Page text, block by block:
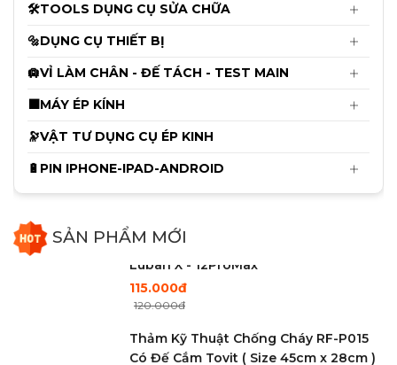
🛠️TOOLS DỤNG CỤ SỬA CHỮA
🔩DỤNG CỤ THIẾT BỊ
🛄VỈ LÀM CHÂN - ĐẾ TÁCH - TEST MAIN
⬛MÁY ÉP KÍNH
🔭VẬT TƯ DỤNG CỤ ÉP KINH
🔋PIN IPHONE-IPAD-ANDROID
SẢN PHẨM MỚI
150.000đ
Mới
Khò Sugon 8650Pro Bản Tiêu Chuẫn
Mới Nhất 2026 CS1300W
Mới
Bằng Chuột
2.750.000đ
Cáp sửa Face ID Không Khò Hàn
Luban X - 12ProMax
115.000đ
120.000đ
Thảm Kỹ Thuật Chống Cháy RF-P015
Có Đế Cắm Tovit ( Size 45cm x 28cm )